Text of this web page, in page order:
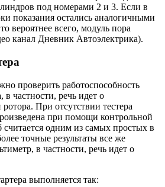
под номерами 2 и 3. Если в
показания остались аналогичными
вероятнее всего, модуль пора
канал Дневник Автоэлектрика).
проверить работоспособность
в частности, речь идет о
При отсутствии тестера
при помощи контрольной
считается одним из самых простых в
точные результаты все же
в частности, речь идет о
выполняется так: